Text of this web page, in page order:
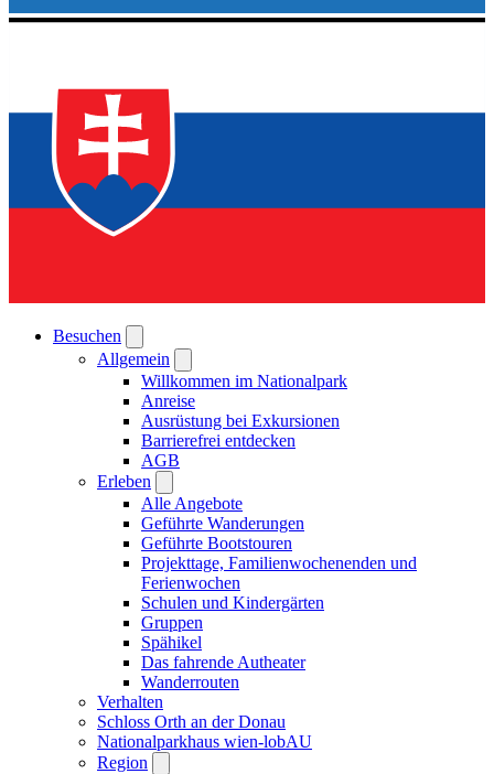
Besuchen
Allgemein
Willkommen im Nationalpark
Anreise
Ausrüstung bei Exkursionen
Barrierefrei entdecken
AGB
Erleben
Alle Angebote
Geführte Wanderungen
Geführte Bootstouren
Projekttage, Familienwochenenden und
Ferienwochen
Schulen und Kindergärten
Gruppen
Spähikel
Das fahrende Autheater
Wanderrouten
Verhalten
Schloss Orth an der Donau
Nationalparkhaus wien-lobAU
Region